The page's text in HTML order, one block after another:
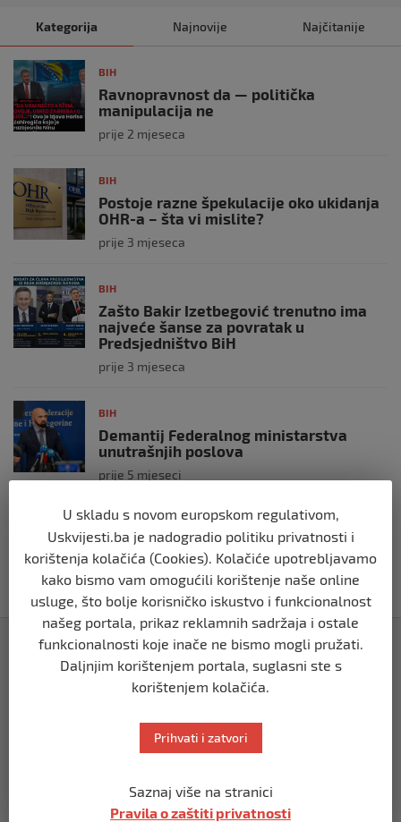
Kategorija Najnovije Najčitanije
BIH
Ravnopravnost da — politička
manipulacija ne
prije 2 mjeseca
BIH
Postoje razne špekulacije oko ukidanja
OHR-a – šta vi mislite?
prije 3 mjeseca
BIH
Zašto Bakir Izetbegović trenutno ima
najveće šanse za povratak u
Predsjedništvo BiH
prije 3 mjeseca
BIH
Demantij Federalnog ministarstva
unutrašnjih poslova
prije 5 mjeseci
BIH
Akcija SIPA-e: Pretresaju se stambeni i
pomoćni objekti
prije 5 mjeseci
Izdvojeno
U skladu s novom europskom regulativom,
Uskvijesti.ba je nadogradio politiku privatnosti i
korištenja kolačića (Cookies). Kolačiće upotrebljavamo
kako bismo vam omogućili korištenje naše online
usluge, što bolje korisničko iskustvo i funkcionalnost
našeg portala, prikaz reklamnih sadržaja i ostale
funkcionalnosti koje inače ne bismo mogli pružati.
Daljnjim korištenjem portala, suglasni ste s
korištenjem kolačića.
Prihvati i zatvori
Saznaj više na stranici
Pravila o zaštiti privatnosti